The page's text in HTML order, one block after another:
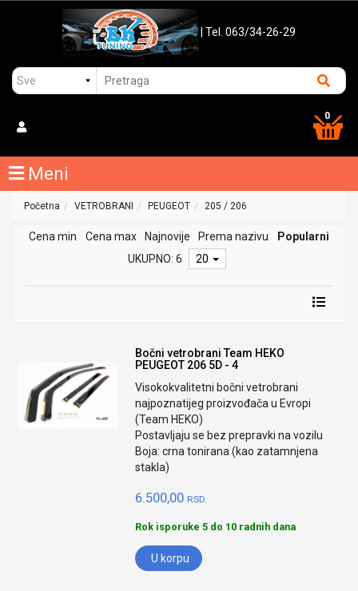
| Tel. 063/34-26-29
0
Meni
Početna VETROBRANI PEUGEOT 205 / 206
Cena min Cena max Najnovije Prema nazivu
Popularni
UKUPNO: 6
20
Bočni vetrobrani Team HEKO
PEUGEOT 206 5D - 4
Visokokvalitetni bočni vetrobrani
najpoznatijeg proizvođača u Evropi
(Team HEKO)
Postavljaju se bez prepravki na vozilu
Boja: crna tonirana (kao zatamnjena
stakla)
6.500,00 RSD.
Rok isporuke 5 do 10 radnih dana
U korpu